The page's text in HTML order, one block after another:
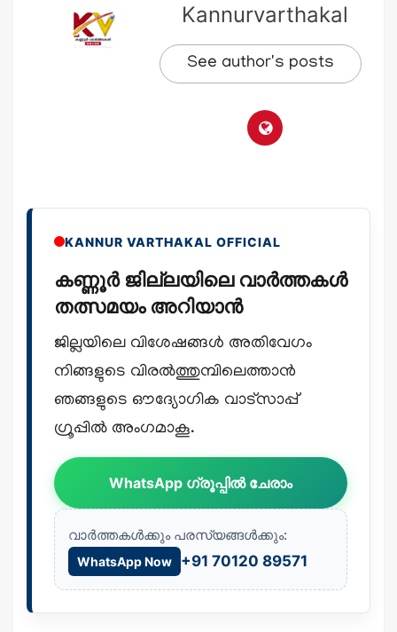
Kannurvarthakal
See author's posts
KANNUR VARTHAKAL OFFICIAL
കണ്ണൂർ ജില്ലയിലെ വാർത്തകൾ
തത്സമയം അറിയാൻ
ജില്ലയിലെ വിശേഷങ്ങൾ അതിവേഗം
നിങ്ങളുടെ വിരൽത്തുമ്പിലെത്താൻ
ഞങ്ങളുടെ ഔദ്യോഗിക വാട്സാപ്പ്
ഗ്രൂപ്പിൽ അംഗമാകൂ.
WhatsApp ഗ്രൂപ്പിൽ ചേരാം
വാർത്തകൾക്കും പരസ്യങ്ങൾക്കും:
WhatsApp Now +91 70120 89571